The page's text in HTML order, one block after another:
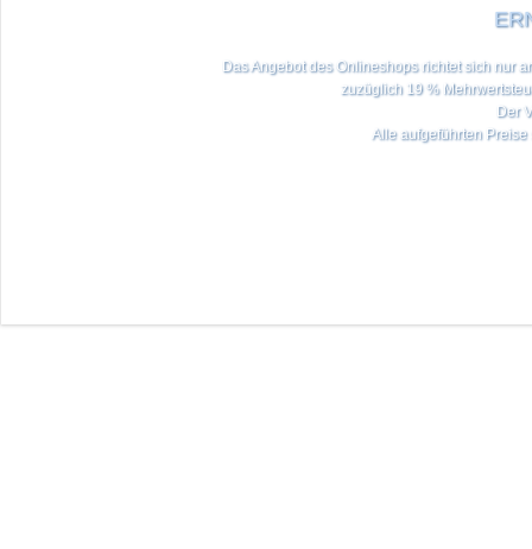
Das Angebot des Onlineshops richtet sich nur
zuzüglich 19 %
Der
Alle aufgeführten